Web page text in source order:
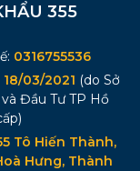
355
0316755536
18/03/2021 (do Sở
Đầu Tư TP Hồ
Tô Hiến Thành,
Hưng, Thành